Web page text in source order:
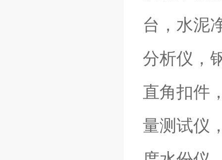
台，水泥
分析仪，
直角扣件
量测试仪